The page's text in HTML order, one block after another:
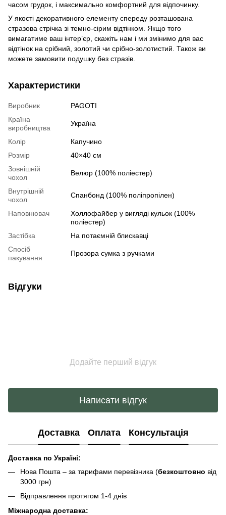
часом грудок, і максимально комфортний для відпочинку.
У якості декоративного елементу спереду розташована
стразова стрічка зі темно-сірим відтінком. Якщо того
вимагатиме ваш інтер’єр, скажіть нам і ми змінимо для вас
відтінок на срібний, золотий чи срібно-золотистий. Також ви
можете замовити подушку без стразів.
Характеристики
Виробник
PAGOTI
Країна
виробництва
Україна
Колір
Капучино
Розмір
40×40 см
Зовнішній
чохол
Велюр (100% поліестер)
Внутрішній
чохол
Спанбонд (100% поліпропілен)
Наповнювач
Холлофайбер у вигляді кульок (100%
поліестер)
Застібка
На потаємній блискавці
Спосіб
пакування
Прозора сумка з ручками
Відгуки
Додайте перший відгук
Написати відгук
Доставка Оплата Консультація
Доставка по Україні:
Нова Пошта – за тарифами перевізника (безкоштовно від
3000 грн)
Відправлення протягом 1-4 днів
Міжнародна доставка: